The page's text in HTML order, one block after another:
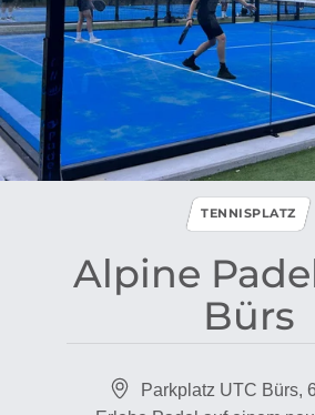
Alpine
Bürs
TENNISPLATZ
Parkplatz UTC Bürs,